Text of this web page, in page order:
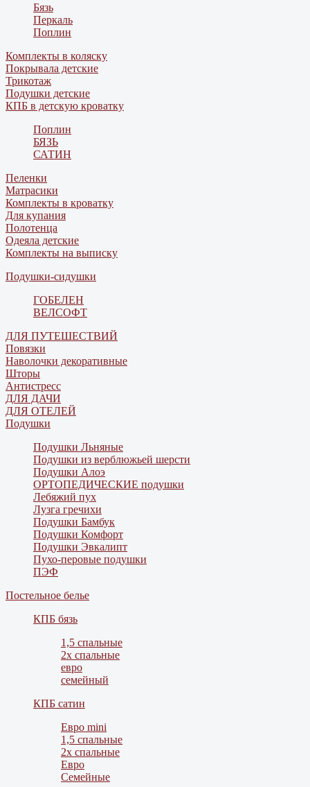
Бязь
Перкаль
Поплин
Комплекты в коляску
Покрывала детские
Трикотаж
Подушки детские
КПБ в детскую кроватку
Поплин
БЯЗЬ
САТИН
Пеленки
Матрасики
Комплекты в кроватку
Для купания
Полотенца
Одеяла детские
Комплекты на выписку
Подушки-сидушки
ГОБЕЛЕН
ВЕЛСОФТ
ДЛЯ ПУТЕШЕСТВИЙ
Повязки
Наволочки декоративные
Шторы
Антистресс
ДЛЯ ДАЧИ
ДЛЯ ОТЕЛЕЙ
Подушки
Подушки Льняные
Подушки из верблюжьей шерсти
Подушки Алоэ
ОРТОПЕДИЧЕСКИЕ подушки
Лебяжий пух
Лузга гречихи
Подушки Бамбук
Подушки Комфорт
Подушки Эвкалипт
Пухо-перовые подушки
ПЭФ
Постельное белье
КПБ бязь
1,5 спальные
2х спальные
евро
семейный
КПБ сатин
Евро mini
1,5 спальные
2х спальные
Евро
Семейные